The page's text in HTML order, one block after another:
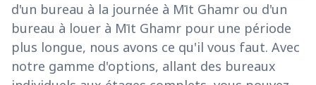
d'un bureau à la journée à Mīt Ghamr ou d'un
bureau à louer à Mīt Ghamr pour une période
plus longue, nous avons ce qu'il vous faut. Avec
notre gamme d'options, allant des bureaux